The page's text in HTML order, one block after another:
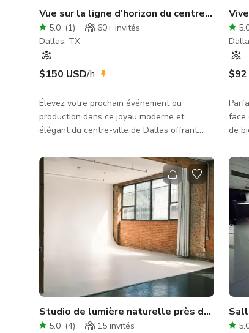
Vue sur la ligne d'horizon du centre-ville
5.0 (1) 60+ invités
Dallas, TX
$150 USD/h
Élevez votre prochain événement ou
production dans ce joyau moderne et
élégant du centre-ville de Dallas offrant
depuis sa terrasse privée sur le toit. Situé au
cœur de la ville, cet espace allie
parfaitement style contemporain,
équipements fonctionnels et toile de fond
urbaine dynamique — parfait pour les
tournages, séances photo, réunions, pop-
ups, et plus encore : 🏙️ Éclat du centre-ville
& attrait de la ligne d'horizon Emplacement
$92
face de
de
Nos
Studio de lumière naturelle près du
5.0 (4) 15 invités